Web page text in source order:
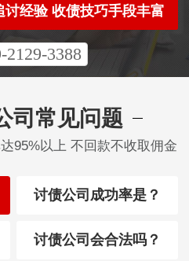
经验 收债技巧手段丰富
2129-3388
司常见问题
95%以上 不回款不收取佣金
讨债公司成功率是？
讨债公司会合法吗？